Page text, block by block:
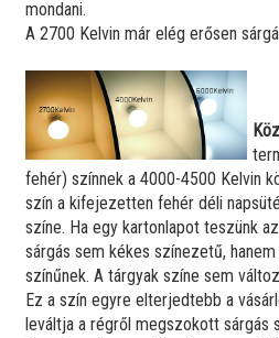
mondani.
A 2700 Kelvin már elég erősen
fehér) színnek a 4000-4500 Kelvin
szín a kifejezetten fehér déli
színe. Ha egy kartonlapot teszünk
sárgás sem kékes színezetű,
színűnek. A tárgyak színe sem
Ez a szín egyre elterjedtebb a
leváltja a régről megszokott sárgás